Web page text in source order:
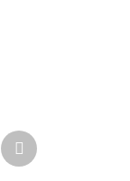
Další
produkt